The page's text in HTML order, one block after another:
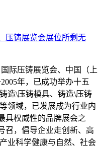
压铸展览会展位所剩无
际压铸展览会、中国（上
年，已成功举办十五
造\压铸模具、铸造\压铸
领域，已发展成为行业内
具权威性的品牌展会之
召，倡导企业走创新、高
业科学健康与自然、社会